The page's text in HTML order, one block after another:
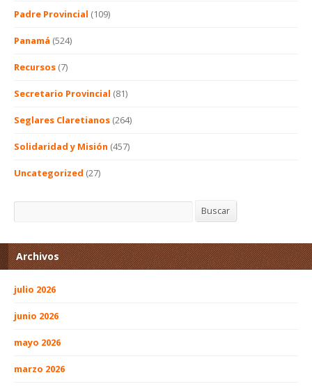
Padre Provincial (109)
Panamá (524)
Recursos (7)
Secretario Provincial (81)
Seglares Claretianos (264)
Solidaridad y Misión (457)
Uncategorized (27)
Buscar Buscar
Archivos
julio 2026
junio 2026
mayo 2026
marzo 2026